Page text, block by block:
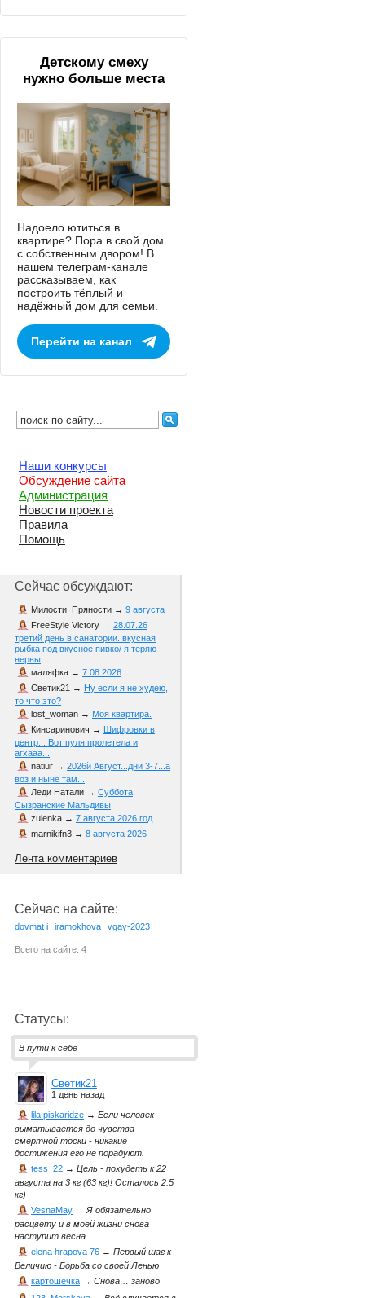
Детскому смеху
нужно больше места
Надоело ютиться в
квартире? Пора в свой дом
с собственным двором! В
нашем телеграм-канале
рассказываем, как
построить тёплый и
надёжный дом для семьи.
Перейти на канал
Наши конкурсы
Обсуждение сайта
Администрация
Новости проекта
Правила
Помощь
Сейчас обсуждают:
Милости_Пряности → 9 августа
FreeStyle Victory → 28.07.26
третий день в санатории. вкусная
рыбка под вкусное пивко/ я теряю
нервы
маляфка → 7.08.2026
Светик21 → Ну если я не худею,
то что это?
lost_woman → Моя квартира.
Кинсаринович → Шифровки в
центр... Вот пуля пролетела и
агхааа...
natiur → 2026й Август...дни 3-7...а
воз и ныне там...
Леди Натали → Суббота,
Сызранские Мальдивы
zulenka → 7 августа 2026 год
marnikifn3 → 8 августа 2026
Лента комментариев
Сейчас на сайте:
dovmat i iramokhova vgay-2023
Всего на сайте: 4
Статусы:
В пути к себе
Светик21
1 день назад
lila piskaridze → Если человек
выматывается до чувства
смертной тоски - никакие
достижения его не порадуют.
tess_22 → Цель - похудеть к 22
августа на 3 кг (63 кг)! Осталось 2.5
кг)
VesnaMay →Я обязательно
расцвету и в моей жизни снова
наступит весна.
elena hrapova 76 → Первый шаг к
Величию - Борьба со своей Ленью
картошечка → Снова… заново